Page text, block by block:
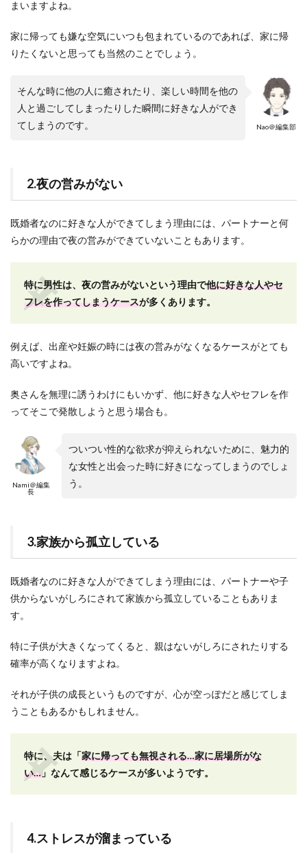
まいますよね。
家に帰っても嫌な空気にいつも包まれているのであれば、家に帰
りたくないと思っても当然のことでしょう。
Nao＠編集部
そんな時に他の人に癒されたり、楽しい時間を他の
人と過ごしてしまったりした瞬間に好きな人ができ
てしまうのです。
2.夜の営みがない
既婚者なのに好きな人ができてしまう理由には、パートナーと何
らかの理由で夜の営みができていないこともあります。
特に男性は、夜の営みがないという理由で他に好きな人やセ
フレを作ってしまうケースが多くあります。
例えば、出産や妊娠の時には夜の営みがなくなるケースがとても
高いですよね。
奥さんを無理に誘うわけにもいかず、他に好きな人やセフレを作
ってそこで発散しようと思う場合も。
Nami＠編集
長
ついつい性的な欲求が抑えられないために、魅力的
な女性と出会った時に好きになってしまうのでしょ
う。
3.家族から孤立している
既婚者なのに好きな人ができてしまう理由には、パートナーや子
供からないがしろにされて家族から孤立していることもありま
す。
特に子供が大きくなってくると、親はないがしろにされたりする
確率が高くなりますよね。
それが子供の成長というものですが、心が空っぽだと感じてしま
うこともあるかもしれません。
特に、夫は「家に帰っても無視される…家に居場所がな
い… 」なんて感じるケースが多いようです。
4.ストレスが溜まっている